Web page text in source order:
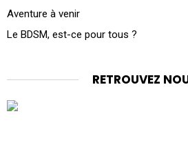
Aventure à venir
Le BDSM, est-ce pour tous ?
RETROUVEZ